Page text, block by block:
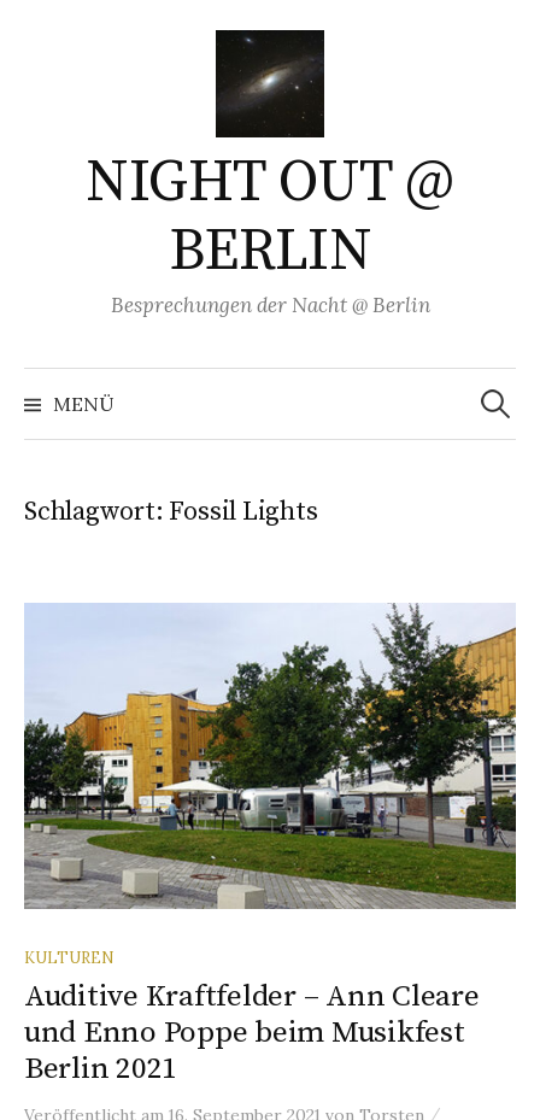
NIGHT OUT @
BERLIN
Besprechungen der Nacht @ Berlin
MENÜ
Suchen
nach:
Schlagwort: Fossil Lights
KULTUREN
Auditive Kraftfelder – Ann Cleare
und Enno Poppe beim Musikfest
Berlin 2021
Veröffentlicht am 16. September 2021 von Torsten /